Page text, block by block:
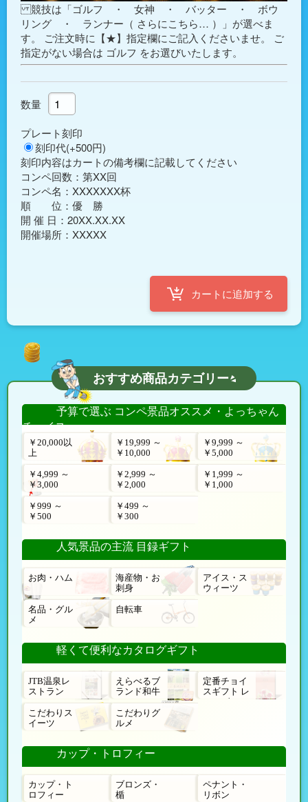
競技は「ゴルフ ・ 女神 ・ バッター ・ ボウ
リング ・ ランナー（ さらにこちら… ）」が選べま
す。 ご注文時に【★】指定欄にご記入くださいませ。 ご
指定がない場合は ゴルフ をお選びいたします。
数量
プレート刻印
刻印代(+500円)
刻印内容はカートの備考欄に記載してください
コンペ回数：第XX回
コンペ名：XXXXXXX杯
順　　位：優　勝
開 催 日：20XX.XX.XX
おすすめ商品カテゴリー
予算で選ぶ コンペ景品オススメ・よっちゃん
チョイス
￥20,000以
上
￥19,999 ～
￥10,000
￥9,999 ～
￥5,000
￥4,999 ～
￥3,000
￥2,999 ～
￥2,000
￥1,999 ～
￥1,000
￥999 ～
￥500
￥499 ～
￥300
人気景品の主流 目録ギフト
お肉・ハム
海産物・お
刺身
アイス・ス
ウィーツ
名品・グル
メ
自転車
軽くて便利なカタログギフト
JTB温泉レ
ストラン
えらべるブ
ランド和牛
定番チョイ
スギフト レ
ローゼ
こだわりス
イーツ
こだわりグ
ルメ
カップ・トロフィー
カップ・ト
ロフィー
ブロンズ・
楯
ペナント・
リボン